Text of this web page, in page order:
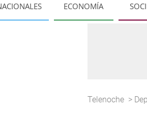
ECONOMÍA
Telenoche >